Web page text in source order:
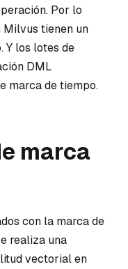
Por lo
Milvus tienen un
Y los lotes de
DML
marca de tiempo.
marca
con la marca de
realiza una
vectorial en